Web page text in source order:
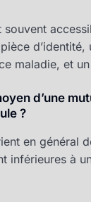
souvent
d’identité,
maladie, et un
d’une
?
en général
inférieures à